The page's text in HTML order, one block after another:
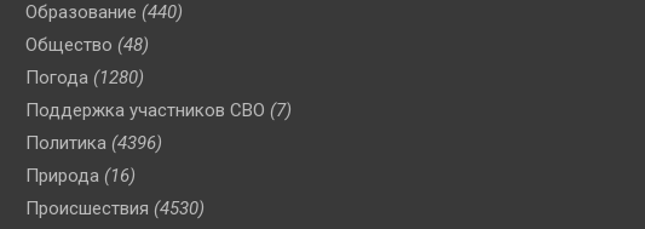
Образование (440)
Общество (48)
Погода (1280)
Поддержка участников СВО (7)
Политика (4396)
Природа (16)
Происшествия (4530)